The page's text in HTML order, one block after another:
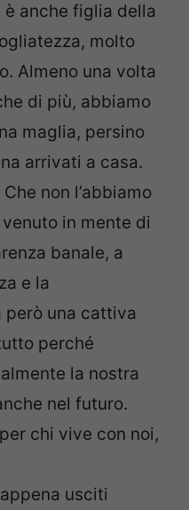
è anche figlia della
molto
Almeno una volta
di più, abbiamo
maglia, persino
arrivati a casa.
non l’abbiamo
in mente di
banale, a
e la
però una cattiva
perché
la nostra
nel futuro.
chi vive con noi,
usciti